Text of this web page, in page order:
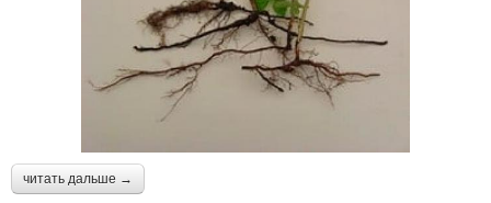
читать дальше →